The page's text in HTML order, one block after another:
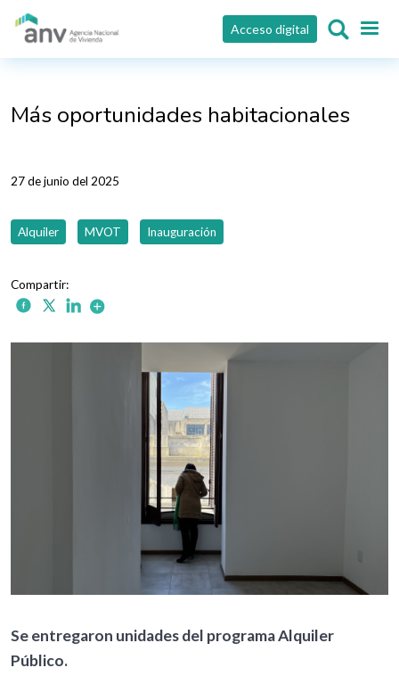
Pasar al contenido principal
Acceso digital
Más oportunidades habitacionales
27 de junio del 2025
Alquiler MVOT Inauguración
Se entregaron unidades del programa Alquiler
Público.